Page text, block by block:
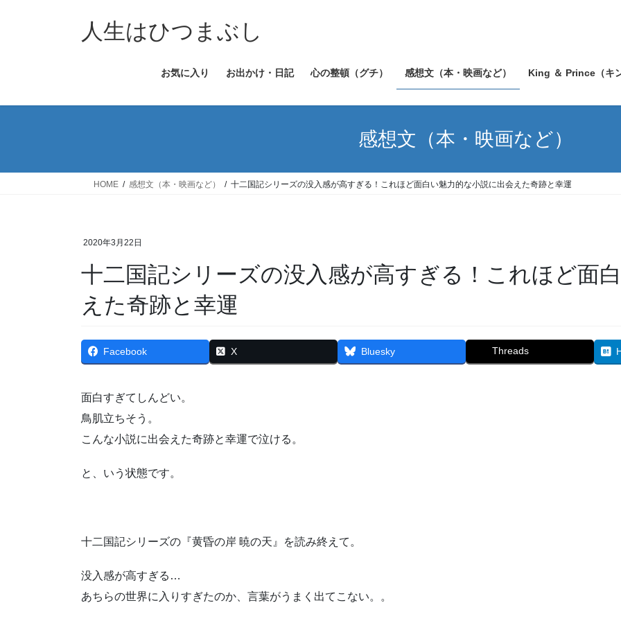
ス
ン
人生はひつまぶし
お気に入り お出かけ・日記 心の整頓（グチ） 感想文（本・映画など） King ＆ Prince（キ
感想文（本・映画など）
HOME 感想文（本・映画など） 十二国記シリーズの没入感が高すぎる！これほど面白い魅力的な小説に出会えた奇跡と幸運
2020年3月22日
十二国記シリーズの没入感が高すぎる！これほど面
えた奇跡と幸運
Facebook X Bluesky Threads
面白すぎてしんどい。
鳥肌立ちそう。
こんな小説に出会えた奇跡と幸運で泣ける。
と、いう状態です。
十二国記シリーズの『黄昏の岸 暁の天』を読み終えて。
没入感が高すぎる…
あちらの世界に入りすぎたのか、言葉がうまく出てこない。。